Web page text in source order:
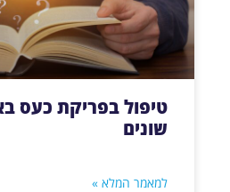
טיפול בפריקת כעס
שונים
למאמר המלא »